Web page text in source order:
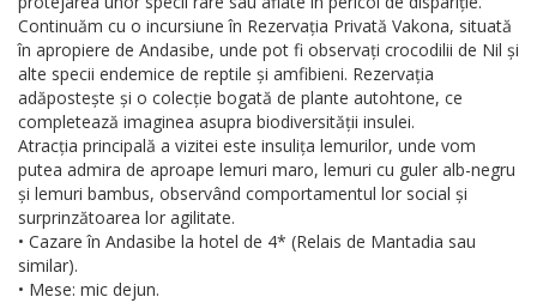
Continuăm cu o incursiune în Rezervația Privată Vakona, situată
în apropiere de Andasibe, unde pot fi observați crocodilii de Nil și
alte specii endemice de reptile și amfibieni. Rezervația
adăpostește și o colecție bogată de plante autohtone, ce
completează imaginea asupra biodiversității insulei.
Atracția principală a vizitei este insulița lemurilor, unde vom
putea admira de aproape lemuri maro, lemuri cu guler alb-negru
și lemuri bambus, observând comportamentul lor social și
surprinzătoarea lor agilitate.
• Cazare în Andasibe la hotel de 4* (Relais de Mantadia sau
similar).
• Mese: mic dejun.